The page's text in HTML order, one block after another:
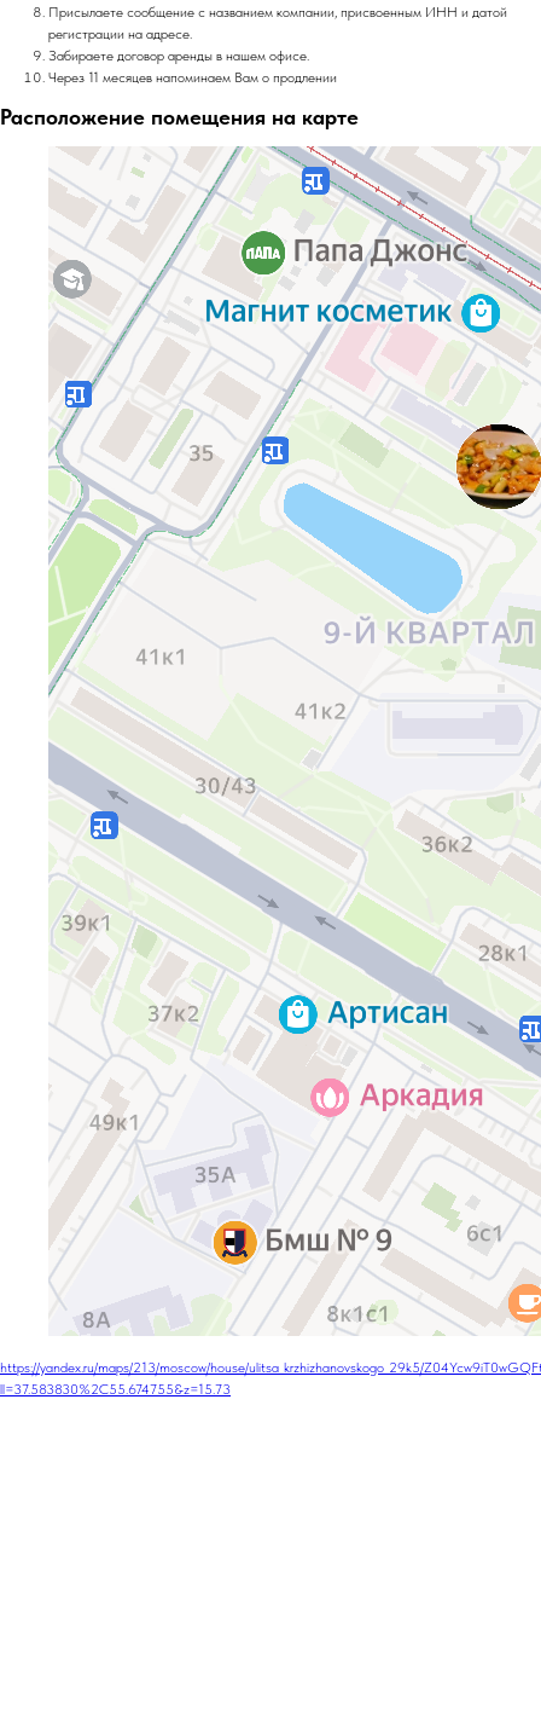
Присылаете сообщение с названием компании, присвоенным ИНН и датой
регистрации на адресе.
Забираете договор аренды в нашем офисе.
Через 11 месяцев напоминаем Вам о продлении
Расположение помещения на карте
https://yandex.ru/maps/213/moscow/house/ulitsa_krzhizhanovskogo_29k5/
ll=37.583830%2C55.674755&z=15.73